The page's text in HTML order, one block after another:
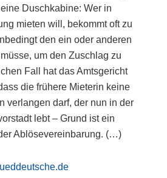
Duschkabine: Wer in
mieten will, bekommt oft zu
den ein oder anderen
um den Zuschlag zu
Fall hat das Amtsgericht
die frühere Mieterin keine
verlangen darf, der nun in der
lebt – Grund ist ein
Ablösevereinbarung. (…)